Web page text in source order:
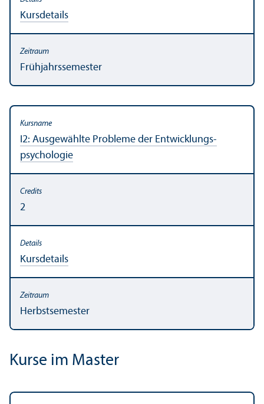
Kursdetails
Frühjahrssemester
I2: Ausgewählte Probleme der Entwicklungs­
psychologie
2
Kursdetails
Herbstsemester
Kurse im Master